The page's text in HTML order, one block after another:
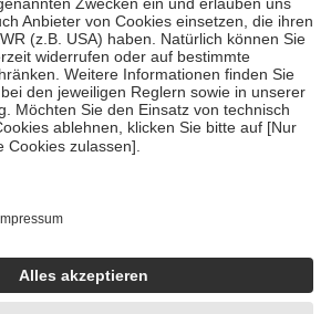
bis zum vollendeten 18. Lebensjahr
und Früherkennung, die von der
dass es sich um echte Bewertungen
hc/de/articles/4419944605341
wurden unter Zuhilfenahme künstlicher